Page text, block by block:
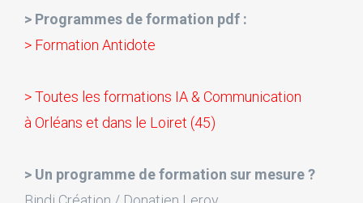
> Programmes de formation pdf :
> Formation Antidote
> Toutes les formations IA & Communication
à Orléans et dans le Loiret (45)
> Un programme de formation sur mesure ?